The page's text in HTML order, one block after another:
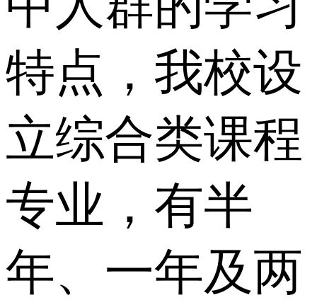
特点，我校设
立综合类课程
专业，有半
年、一年及两